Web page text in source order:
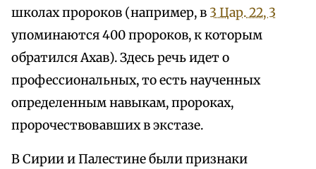
школах пророков (например, в 3 Цар. 22, 3
упоминаются 400 пророков, к которым
обратился Ахав). Здесь речь идет о
профессиональных, то есть наученных
определенным навыкам, пророках,
пророчествовавших в экстазе.
В Сирии и Палестине были признаки